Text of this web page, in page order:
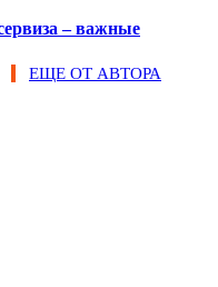
– важные
ЕЩЕ ОТ АВТОРА